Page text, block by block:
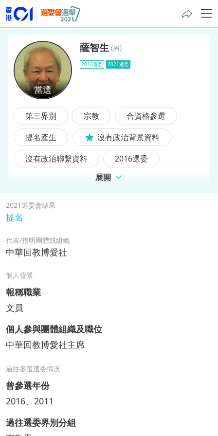
薩智生
薩智生 (男)
2016選委 2021選委
第三界別 宗教
合資格參選
提名產生
沒有政治背景資料
沒有政治聯繫資料
2016選委
展開
2021選委會結果
提名
代表/指明團體或組織
中華回教博愛社
個人背景
報稱職業
文員
個人參與團體組織及職位
中華回教博愛社主席
過往參選選委情況
曾參選年份
2016、2011
過往選委界別分組